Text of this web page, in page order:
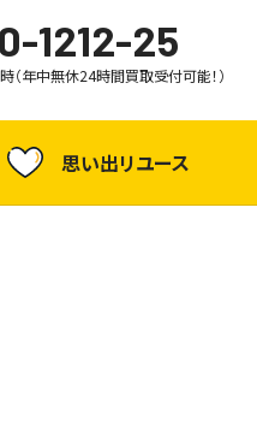
1212-25
（年中無休24時間買取受付可能！）
思い出リユース